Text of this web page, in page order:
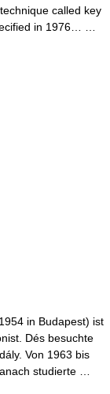
called key
in 1976… …
in Budapest) ist
Dés besuchte
Von 1963 bis
studierte …